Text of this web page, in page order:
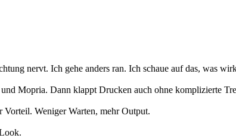
nervt. Ich gehe anders ran. Ich schaue auf das, was
Mopria. Dann klappt Drucken auch ohne komplizierte
Vorteil. Weniger Warten, mehr Output.